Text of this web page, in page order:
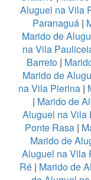
Aluguel na Vila
Paranaguá|
Marido de
na Vila
Barreto|
Marido de
na Vila Pierina |
| Marido de
Aluguel na Vila
Ponte Rasa|
Marido de
Aluguel na Vila
Ré| Marido de